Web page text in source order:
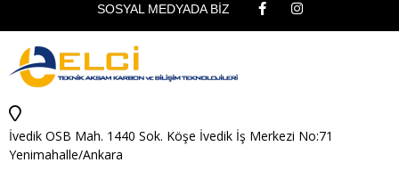
SOSYAL MEDYADA BİZ
İvedik OSB Mah. 1440 Sok. Köşe İvedik İş Merkezi No:71
Yenimahalle/Ankara